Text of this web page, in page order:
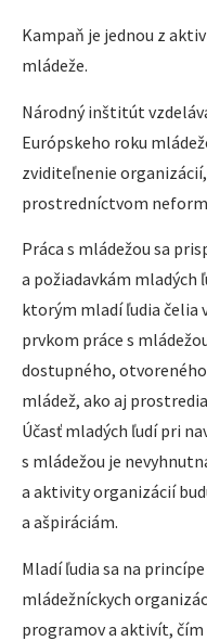
Kampaň je jednou z
mládeže.
Národný inštitút
Európskeho roku
zviditeľnenie
prostredníctvom
Práca s mládežou sa
a požiadavkám mladých
ktorým mladí ľudia čelia
prvkom práce s
dostupného,
mládež, ako aj
Účasť mladých ľudí pri
s mládežou je
a aktivity organizácií
a ašpiráciám.
Mladí ľudia sa na
mládežníckych
programov a aktivít,